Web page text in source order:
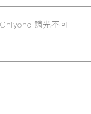
調光不可